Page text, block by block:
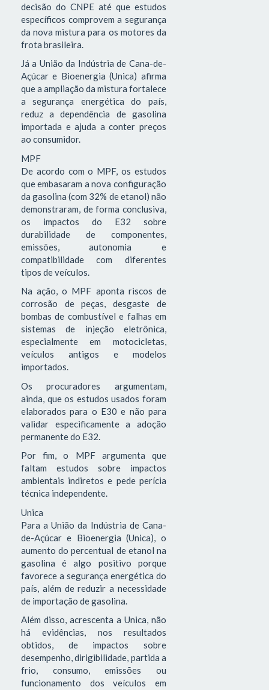
decisão do CNPE até que estudos
específicos comprovem a segurança
da nova mistura para os motores da
frota brasileira.
Já a União da Indústria de Cana-de-
Açúcar e Bioenergia (Unica) afirma
que a ampliação da mistura fortalece
a segurança energética do país,
reduz a dependência de gasolina
importada e ajuda a conter preços
ao consumidor.
MPF
De acordo com o MPF, os estudos
que embasaram a nova configuração
da gasolina (com 32% de etanol) não
demonstraram, de forma conclusiva,
os impactos do E32 sobre
durabilidade de componentes,
emissões, autonomia e
compatibilidade com diferentes
tipos de veículos.
Na ação, o MPF aponta riscos de
corrosão de peças, desgaste de
bombas de combustível e falhas em
sistemas de injeção eletrônica,
especialmente em motocicletas,
veículos antigos e modelos
importados.
Os procuradores argumentam,
ainda, que os estudos usados foram
elaborados para o E30 e não para
validar especificamente a adoção
permanente do E32.
Por fim, o MPF argumenta que
faltam estudos sobre impactos
ambientais indiretos e pede perícia
técnica independente.
Unica
Para a União da Indústria de Cana-
de-Açúcar e Bioenergia (Unica), o
aumento do percentual de etanol na
gasolina é algo positivo porque
favorece a segurança energética do
país, além de reduzir a necessidade
de importação de gasolina.
Além disso, acrescenta a Unica, não
há evidências, nos resultados
obtidos, de impactos sobre
desempenho, dirigibilidade, partida a
frio, consumo, emissões ou
funcionamento dos veículos em